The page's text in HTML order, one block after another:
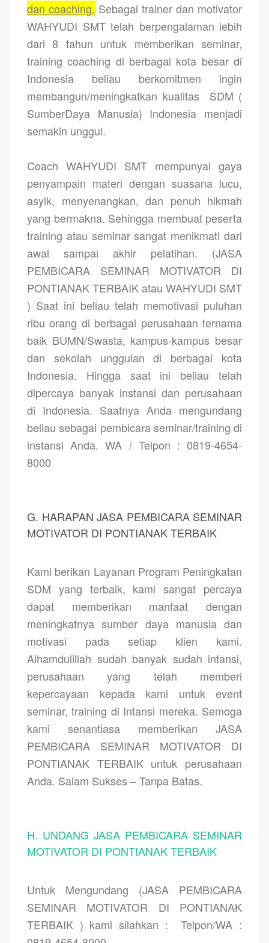
dan coaching. Sebagai trainer dan motivator
WAHYUDI SMT telah berpengalaman lebih
dari 8 tahun untuk memberikan seminar,
training coaching di berbagai kota besar di
Indonesia beliau berkomitmen ingin
membangun/meningkatkan kualitas SDM (
SumberDaya Manusia) Indonesia menjadi
semakin unggul.
Coach WAHYUDI SMT mempunyai gaya
penyampain materi dengan suasana lucu,
asyik, menyenangkan, dan penuh hikmah
yang bermakna. Sehingga membuat peserta
training atau seminar sangat menikmati dari
awal sampai akhir pelatihan. (JASA
PEMBICARA SEMINAR MOTIVATOR DI
PONTIANAK TERBAIK atau WAHYUDI SMT
) Saat ini beliau telah memotivasi puluhan
ribu orang di berbagai perusahaan ternama
baik BUMN/Swasta, kampus-kampus besar
dan sekolah unggulan di berbagai kota
Indonesia. Hingga saat ini beliau telah
dipercaya banyak instansi dan perusahaan
di Indonesia. Saatnya Anda mengundang
beliau sebagai pembicara seminar/training di
instansi Anda. WA / Telpon : 0819-4654-
8000
G. HARAPAN JASA PEMBICARA SEMINAR
MOTIVATOR DI PONTIANAK TERBAIK
Kami berikan Layanan Program Peningkatan
SDM yang terbaik, kami sangat percaya
dapat memberikan manfaat dengan
meningkatnya sumber daya manusia dan
motivasi pada setiap klien kami.
Alhamdulillah sudah banyak sudah intansi,
perusahaan yang telah memberi
kepercayaan kepada kami untuk event
seminar, training di Intansi mereka. Semoga
kami senantiasa memberikan JASA
PEMBICARA SEMINAR MOTIVATOR DI
PONTIANAK TERBAIK untuk perusahaan
Anda. Salam Sukses – Tanpa Batas.
H. UNDANG JASA PEMBICARA SEMINAR
MOTIVATOR DI PONTIANAK TERBAIK
Untuk Mengundang (JASA PEMBICARA
SEMINAR MOTIVATOR DI PONTIANAK
TERBAIK ) kami silahkan :
Telpon/WA :